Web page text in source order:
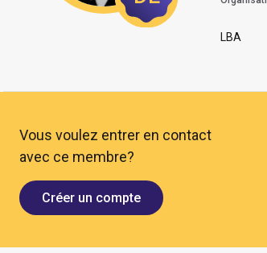
LBA
Vous voulez entrer en contact
avec ce membre?
Créer un compte